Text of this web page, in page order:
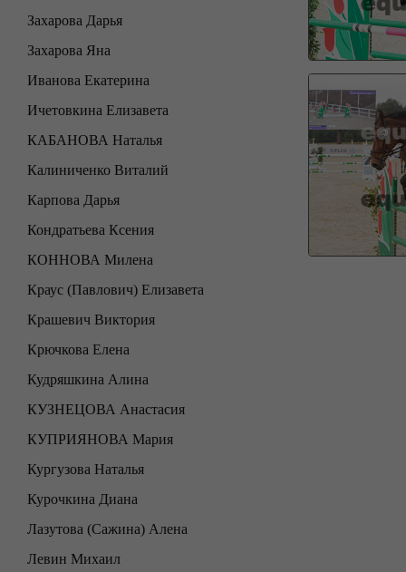
Захарова Дарья
Захарова Яна
Иванова Екатерина
Ичетовкина Елизавета
КАБАНОВА Наталья
Калиниченко Виталий
Карпова Дарья
Кондратьева Ксения
КОННОВА Милена
Краус (Павлович) Елизавета
Крашевич Виктория
Крючкова Елена
Кудряшкина Алина
КУЗНЕЦОВА Анастасия
КУПРИЯНОВА Мария
Кургузова Наталья
Курочкина Диана
Лазутова (Сажина) Алена
Левин Михаил